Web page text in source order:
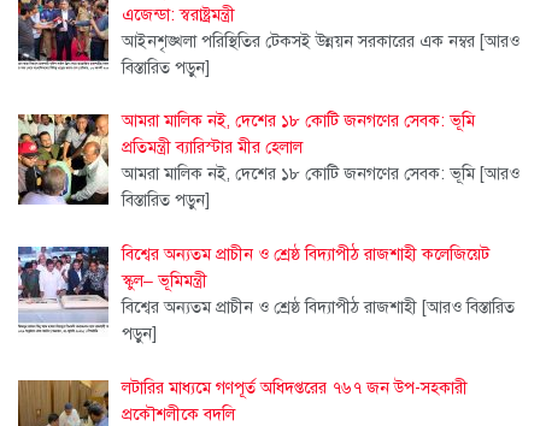
এজেন্ডা: স্বরাষ্ট্রমন্ত্রী
আইনশৃঙ্খলা পরিস্থিতির টেকসই উন্নয়ন সরকারের এক নম্বর [আরও
বিস্তারিত পড়ুন]
আমরা মালিক নই, দেশের ১৮ কোটি জনগণের সেবক: ভূমি
প্রতিমন্ত্রী ব্যারিস্টার মীর হেলাল
আমরা মালিক নই, দেশের ১৮ কোটি জনগণের সেবক: ভূমি [আরও
বিস্তারিত পড়ুন]
বিশ্বের অন্যতম প্রাচীন ও শ্রেষ্ঠ বিদ্যাপীঠ রাজশাহী কলেজিয়েট
স্কুল– ভূমিমন্ত্রী
বিশ্বের অন্যতম প্রাচীন ও শ্রেষ্ঠ বিদ্যাপীঠ রাজশাহী [আরও বিস্তারিত
পড়ুন]
লটারির মাধ্যমে গণপূর্ত অধিদপ্তরের ৭৬৭ জন উপ-সহকারী
প্রকৌশলীকে বদলি